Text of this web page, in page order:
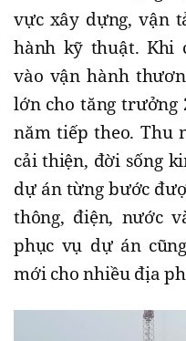
vực xây dựng, vận
hành kỹ thuật. Khi
vào vận hành
lớn cho tăng trưởng
năm tiếp theo. Thu
cải thiện, đời sống
dự án từng bước
thông, điện, nước
phục vụ dự án
mới cho nhiều địa